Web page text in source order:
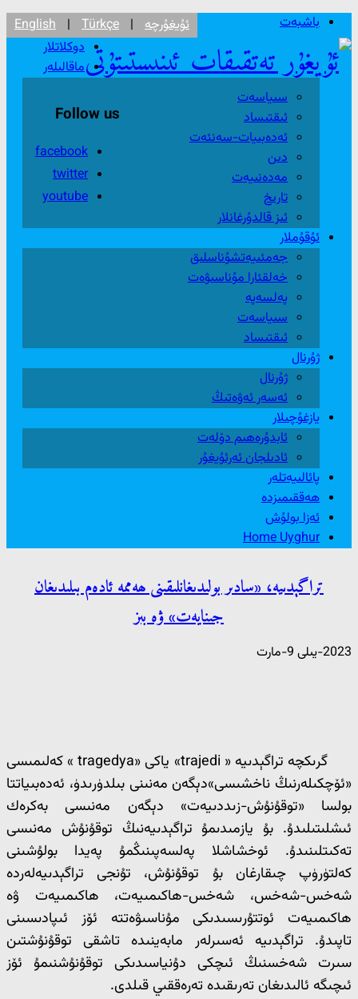
ئۇيغۇرچە |
English | Türkçe
Follow us
facebook
twitter
youtube
باشبەت
دوكلاتلار
ماقالىلەر
سىياسەت
ئىقتىساد
ئەدەبىيات-سەنئەت
دىن
مەدەنىيەت
تارىخ
ئىز قالدۇرغانلار
ئۇقۇملار
جەمئىيەتشۇناسلىق
خەلقئارا مۇناسىۋەت
پەلسەپە
سىياسەت
ئىقتىساد
ژۇرنال
ژۇرنال
ئەسەر ئەۋەتىڭ
يازغۇچىلار
ئابدۇرەھىم دۆلەت
ئادىلجان ئەرئۇيغۇر
پائالىيەتلەر
ھەققىمىزدە
ئەزا بولۇش
Home Uyghur
تراگېدىيە، «سادىر بولىدىغانلىقىنى ھەممە ئادەم بىلىدىغان
جىنايەت» ۋە بىز
2023-يىلى 9-مارت
گرىكچە تراگېدىيە « trajedi» ياكى «tragedya » كەلىمىسى
«ئۆچكىلەرنىڭ ناخشىسى»دېگەن مەنىنى بىلدۈرىدۈ، ئەدەبىياتتا
بولسا «توقۇنۇش-زىددىيەت» دېگەن مەنىسى بەكرەك
ئىشلىتىلىدۇ. بۇ يازمىدىمۇ تراگېدىيەنىڭ توقۇنۇش مەنىسى
تەكىتلىنىدۇ. ئوخشاشلا پەلسەپىنىڭمۇ پەيدا بولۇشىنى
كەلتۈرۈپ چىقارغان بۇ توقۇنۇش، تۇنجى تراگېدىيەلەردە
شەخس-شەخس، شەخس-ھاكىمىيەت، ھاكىمىيەت ۋە
ھاكىمىيەت ئوتتۇرىسىدىكى مۇناسىۋەتتە ئۆز ئىپادىسىنى
تاپىدۇ. تراگېدىيە ئەسىرلەر مابەينىدە تاشقى توقۇنۇشتىن
سىرت شەخسنىڭ ئىچكى دۇنياسىدىكى توقۇنۇشنىمۇ ئۆز
ئىچىگە ئالىدىغان تەرىقىدە تەرەققىي قىلدى.